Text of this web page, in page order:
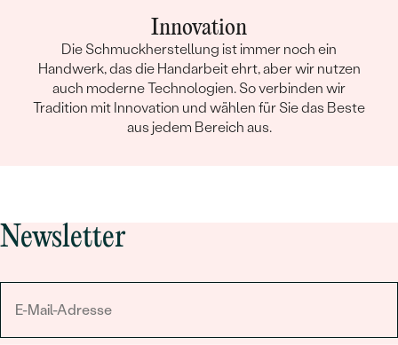
Innovation
Die Schmuckherstellung ist immer noch ein
Handwerk, das die Handarbeit ehrt, aber wir nutzen
auch moderne Technologien. So verbinden wir
Tradition mit Innovation und wählen für Sie das Beste
aus jedem Bereich aus.
Newsletter